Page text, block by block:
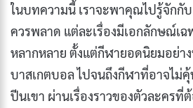
ในบทความนี้ เราจะพาคุณไปรู้จักกั
ควรพลาด แต่ละเรื่องมีเอกลักษณ์เ
หลากหลาย ตั้งแต่กีฬายอดนิยมอย่า
บาสเกตบอล ไปจนถึงกีฬาที่อาจไม่คุ้
ปีนเขา ผ่านเรื่องราวของตัวละคร